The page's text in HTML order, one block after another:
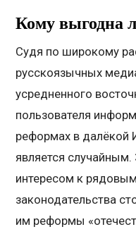
Кому выгодна
Судя по широкому
русскоязычных
усредненного
пользователя
реформах в далёкой
является
интересом к
законодательства
им реформы